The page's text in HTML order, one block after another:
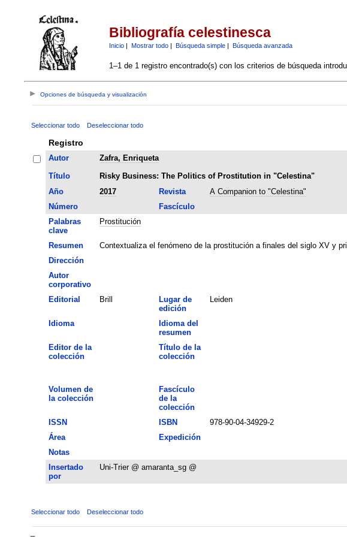
Bibliografía celestinesca
Inicio| Mostrar todo| Búsqueda simple| Búsqueda avanzada
1–1 de 1 registro encontrado(s) con los criterios de búsqueda
Opciones de búsqueda y visualización
Seleccionar todo Deseleccionar todo
Registro
Autor
Zafra, Enriqueta
Título
Risky Business: The Politics of Prostitution in "Celestina"
Año
2017 Revista A Companion to "Celestina"
Número
Fascículo
Palabras
clave
Prostitución
Resumen
Contextualiza el fenómeno de la prostitución a finales del siglo XV y
Dirección
Autor
corporativo
Editorial Brill
Lugar de
edición
Leiden
Idioma
Idioma del
resumen
Editor de la
colección
Título de la
colección
Volumen de
la colección
Fascículo
de la
colección
ISSN ISBN 978-90-04-34929-2
Área
Expedición
Notas
Insertado
por
Uni-Trier @ amaranta_sg @
Seleccionar todo Deseleccionar todo